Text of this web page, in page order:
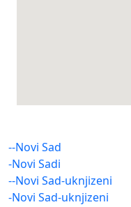
--Novi Sad
-Novi Sadi
--Novi Sad-uknjizeni
-Novi Sad-uknjizeni